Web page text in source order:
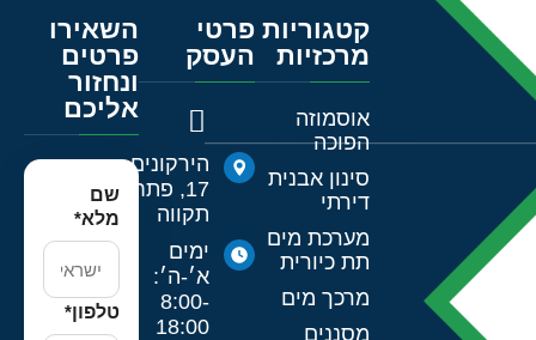
קטגוריות
מרכזיות
אוסמוזה
הפוכה
סינון אבנית
דירתי
מערכת מים
תת כיורית
מרכך מים
מסננים
פרטי
העסק
הירקונים
17, פתח
תקווה
ימים
א׳-ה׳:
8:00-
18:00
השאירו
פרטים
ונחזור
אליכם
שם
מלא*
טלפון*